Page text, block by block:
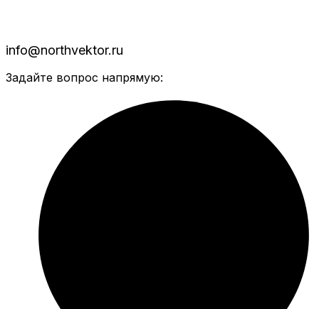
info@northvektor.ru
Задайте вопрос напрямую: